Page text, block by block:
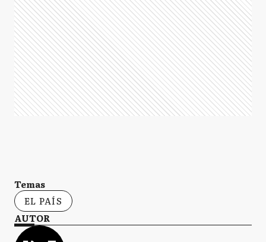
Temas
EL PAÍS
AUTOR